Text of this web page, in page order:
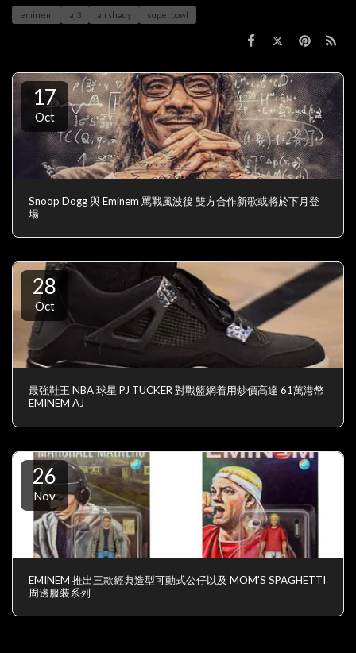
eminem aj3 airshady superbowl
17
Oct
Snoop Dogg 與 Eminem 罵戰風波後 雙方合作新歌或將於下月登
場
28
Oct
最強鞋王 NBA 球星 PJ TUCKER 對戰籃網着用炒價高達 61萬港幣
EMINEM AJ
26
Nov
EMINEM 推出三款經典造型可動式公仔以及 MOM'S SPAGHETTI
周邊服装系列